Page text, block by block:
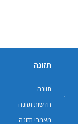
תזונה
תזונה
חדשות תזונה
מאמרי תזונה